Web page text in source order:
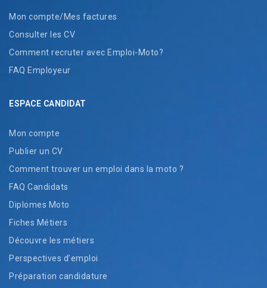
Mon compte/Mes factures
Consulter les CV
Comment recruter avec Emploi-Moto?
FAQ Employeur
ESPACE CANDIDAT
Mon compte
Publier un CV
Comment trouver un emploi dans la moto ?
FAQ Candidats
Diplomes Moto
Fiches Métiers
Découvre les métiers
Perspectives d’emploi
Préparation candidature